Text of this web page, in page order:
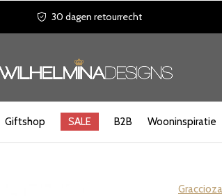
Giftshop SALE B2B Wooninspiratie
30 dagen retourrecht
Graccioza